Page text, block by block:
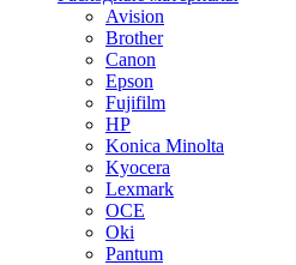
Avision
Brother
Canon
Epson
Fujifilm
HP
Konica Minolta
Kyocera
Lexmark
OCE
Oki
Pantum